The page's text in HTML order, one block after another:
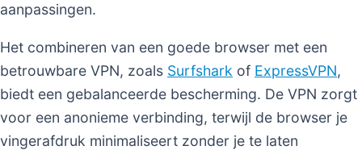
aanpassingen.
Het combineren van een goede browser met een
betrouwbare VPN, zoals Surfshark of ExpressVPN,
biedt een gebalanceerde bescherming. De VPN zorgt
voor een anonieme verbinding, terwijl de browser je
vingerafdruk minimaliseert zonder je te laten